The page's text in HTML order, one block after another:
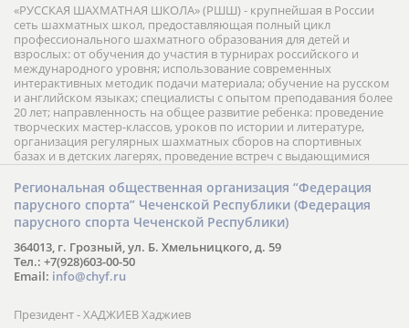
«РУССКАЯ ШАХМАТНАЯ ШКОЛА» (РШШ) - крупнейшая в России
сеть шахматных школ, предоставляющая полный цикл
профессионального шахматного образования для детей и
взрослых: от обучения до участия в турнирах российского и
международного уровня; использование современных
интерактивных методик подачи материала; обучение на русском
и английском языках; специалисты с опытом преподавания более
20 лет; направленность на общее развитие ребенка: проведение
творческих мастер-классов, уроков по истории и литературе,
организация регулярных шахматных сборов на спортивных
базах и в детских лагерях, проведение встреч с выдающимися
шахматистами; корпоративное обучение; онлайн обучение в
форме вебинаров и индивидуальных занятий, круглые столы
российских и международных тренеров, организация фестивалей;
онлайн трансляция мероприятий и турниров.
Региональная общественная организация “Федерация
парусного спорта” Чеченской Республики (Федерация
парусного спорта Чеченской Республики)
364013, г. Грозный, ул. Б. Хмельницкого, д. 59
Тел.: +7(928)603-00-50
Email: info@chyf.ru
Президент - ХАДЖИЕВ Хаджиев